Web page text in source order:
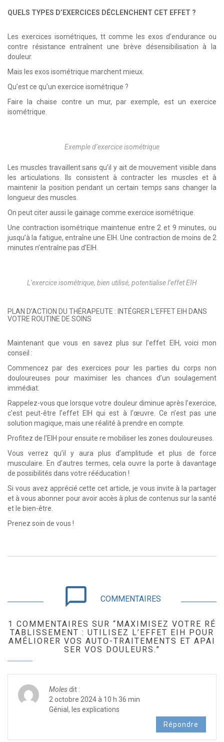
QUELS TYPES D’EXERCICES DÉCLENCHENT CET EFFET ?
Les exercices isométriques, tt comme les exos d’endurance ou
contre résistance entraînent une brève désensibilisation à la
douleur.
Mais les exos isométrique marchent mieux.
Qu’est ce qu’un exercice isométrique ?
Faire la chaise contre un mur, par exemple, est un exercice
isométrique.
Exemple d’exercice isométrique
Les muscles travaillent sans qu’il y ait de mouvement visible dans
les articulations. Ils consistent à contracter les muscles et à
maintenir la position pendant un certain temps sans changer la
longueur des muscles.
On peut citer aussi le gainage comme exercice isométrique.
Une contraction isométrique maintenue entre 2 et 9 minutes, ou
jusqu’à la fatigue, entraîne une EIH. Une contraction de moins de 2
minutes n’entraîne pas d’EIH.
L’exercice isométrique, bien utilisé, potentialise l’effet EIH
PLAN D’ACTION DU THÉRAPEUTE : INTÉGRER L’EFFET EIH DANS
VOTRE ROUTINE DE SOINS
Maintenant que vous en savez plus sur l’effet EIH, voici mon
conseil :
Commencez par des exercices pour les parties du corps non
douloureuses pour maximiser les chances d’un soulagement
immédiat.
Rappelez-vous que lorsque votre douleur diminue après l’exercice,
c’est peut-être l’effet EIH qui est à l’œuvre. Ce n’est pas une
solution magique, mais une réalité à prendre en compte.
Profitez de l’EIH pour ensuite re mobiliser les zones douloureuses.
Vous verrez qu’il y aura plus d’amplitude et plus de force
musculaire. En d’autres termes, cela ouvre la porte à davantage
de possibilités dans votre rééducation !
Si vous avez apprécié cette cet article, je vous invite à la partager
et à vous abonner pour avoir accès à plus de contenus sur la santé
et le bien-être.
Prenez soin de vous !
chat_bubble_outline COMMENTAIRES
1 COMMENTAIRES SUR “MAXIMISEZ VOTRE RÉ
TABLISSEMENT : UTILISEZ L’EFFET EIH POUR
AMÉLIORER VOS AUTO-TRAITEMENTS ET APAI
SER VOS DOULEURS.”
Molesdit :
2 octobre 2024 à 10 h 36 min
Génial, les explications
Répondre